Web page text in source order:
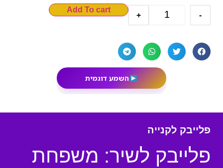
-
+
Add To cart
השמע דוגמית
פלייבק לקנייה
פלייבק לשיר: משפחת